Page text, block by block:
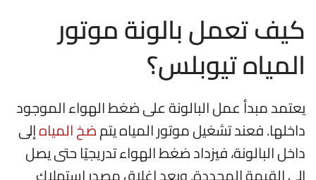
كيف تعمل بالونة موتور
المياه تيوبلس؟
يعتمد مبدأ عمل البالونة على ضغط الهواء الموجود
داخلها. فعند تشغيل موتور المياه يتمضخ المياهإلى
داخل البالونة، فيزداد ضغط الهواء تدريجيًا حتى يصل